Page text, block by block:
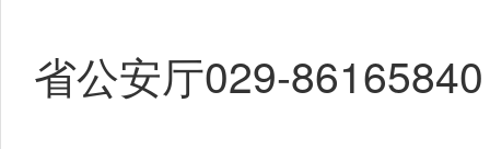
省公安厅029-86165840